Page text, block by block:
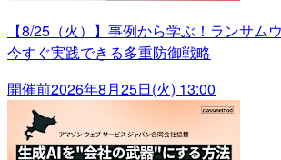
【8/25（火）】事例から学ぶ！ランサム
今すぐ実践できる多重防御戦略
開催前2026年8月25日(火) 13:00